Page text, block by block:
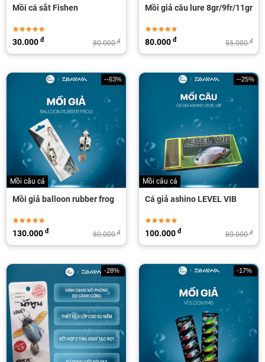
Mồi cá sắt Fishen
80.000đ
30.000 đ
Mồi giả câu lure 8gr/9fr/11gr
55.000đ
80.000 đ
--63%
Mồi câu cá
Mồi giả balloon rubber frog
80.000đ
130.000 đ
--25%
Mồi câu cá
Cá giả ashino LEVEL VIB
80.000đ
100.000 đ
-28% -17%